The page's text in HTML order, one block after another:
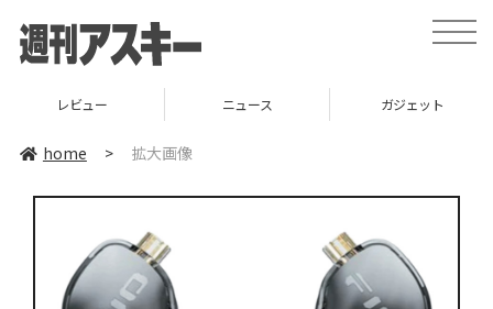
toggle
レビュー ニュース ガジェット
home > 拡大画像